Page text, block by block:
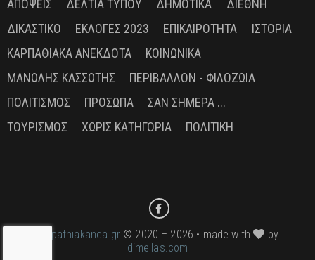
ΑΠΌΨΕΙΣ
ΔΕΛΤΊΑ ΤΎΠΟΥ ΔΗΜΟΤΙΚΆ
ΔΙΕΘΝΉ
ΔΙΚΑΣΤΙΚΌ
ΕΚΛΟΓΈΣ 2023 ΕΠΙΚΑΙΡΌΤΗΤΑ
ΙΣΤΟΡΊΑ
ΚΑΡΠΑΘΙΑΚΆ ΑΝΈΚΔΟΤΑ
ΚΟΙΝΩΝΙΚΆ
ΜΑΝΏΛΗΣ ΚΑΣΣΏΤΗΣ
ΠΕΡΙΒΆΛΛΟΝ - ΦΙΛΟΖΩΊΑ
ΠΟΛΙΤΙΣΜΌΣ
ΠΡΌΣΩΠΑ
ΣΑΝ ΣΉΜΕΡΑ ...
ΤΟΥΡΙΣΜΌΣ
ΧΩΡΊΣ ΚΑΤΗΓΟΡΊΑ ΠΟΛΙΤΙΚΉ
karpathiakanea.gr© 2020 – 2026 • made with
by
dimellas.com